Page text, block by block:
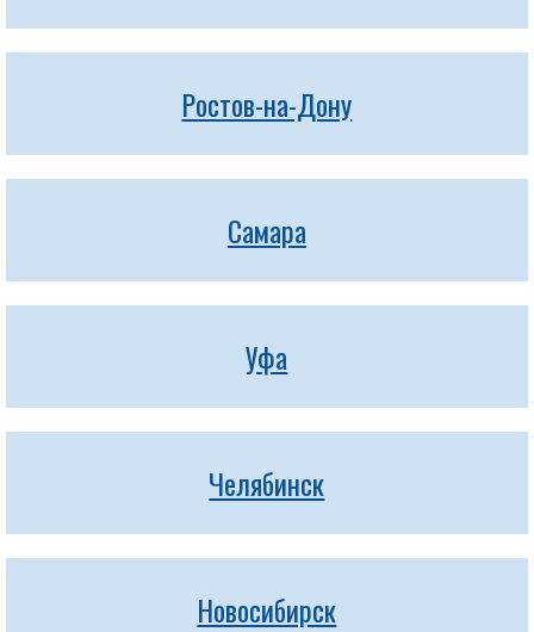
Ростов-на-Дону
Самара
Уфа
Челябинск
Новосибирск